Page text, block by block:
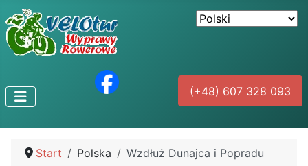
(+48) 607 328 093
Start Polska Wzdłuż Dunajca i Popradu